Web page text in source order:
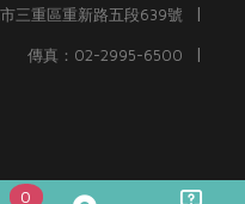
三重區重新路五段639號 |
傳真：02-2995-6500 |
0